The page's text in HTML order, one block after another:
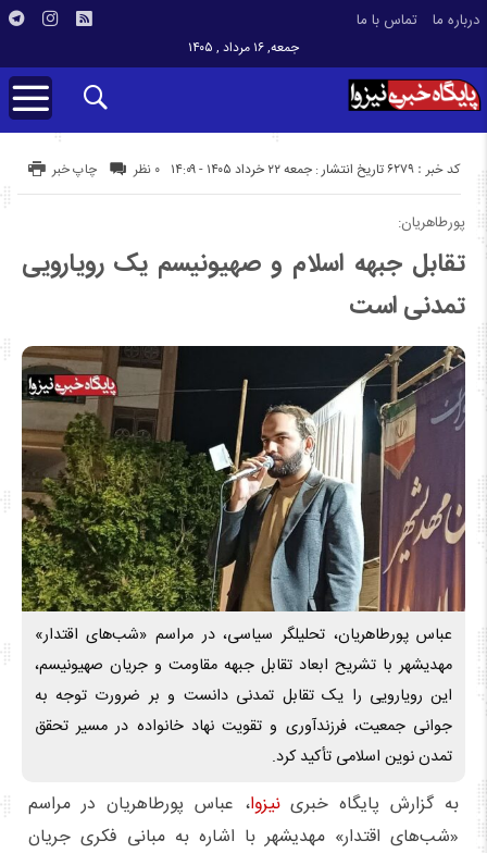
درباره ما تماس با ما
جمعه, ۱۶ مرداد , ۱۴۰۵
تاریخ انتشار : جمعه ۲۲ خرداد ۱۴۰۵ - ۱۴:۰۹ کد خبر : 6279 چاپ خبر ۰ نظر
پورطاهریان:
تقابل جبهه اسلام و صهیونیسم یک رویارویی
تمدنی است
عباس پورطاهریان، تحلیلگر سیاسی، در مراسم «شب‌های اقتدار»
مهدیشهر با تشریح ابعاد تقابل جبهه مقاومت و جریان صهیونیسم،
این رویارویی را یک تقابل تمدنی دانست و بر ضرورت توجه به
جوانی جمعیت، فرزندآوری و تقویت نهاد خانواده در مسیر تحقق
تمدن نوین اسلامی تأکید کرد.
به گزارش پایگاه خبرینیزوا، عباس پورطاهریان در مراسم
«شب‌های اقتدار» مهدیشهر با اشاره به مبانی فکری جریان